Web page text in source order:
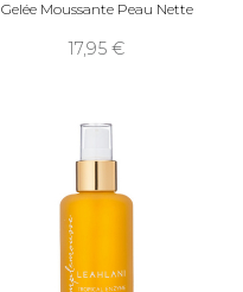
Gelée Moussante Peau Nette
17,95